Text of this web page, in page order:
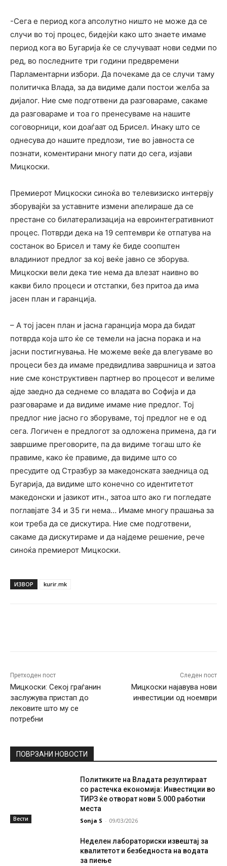
-Сега е период кога апсолутно ништо не може да се
случи во тој процес, бидејќи како што знаете имаме
период кога во Бугарија ќе се случуваат нови седми по
ред, во последните три години предвремени
Парламентарни избори. Да почекаме да се случи таму
политичка Влада, за да видиме дали постои желба за
дијалог. Ние сме подготвени да разговараме, сакаме
да разговараме и тоа го пренесуваме на нашите
соговорници, кои доаѓаат од Брисел. Инаку што се
однесува до нашите предлози, тие во јавноста се
познати, коментирани многу пати до сега, изјави
Мицкоски.
Премиерот Мицкоски синоќа во телевизиско интервју
зборувајќи за уставните измени апелираше да се
престане со билатерализација на евроинтегративниот
процес. Потврди дека на 19 септември ќе отпатува на
состанок во Брисел и таму ќе биде соопштен
владиниот предлог за кој веќе јавно се зборува.
Мицкоски вели дека тие нема да влезат наивно во
какви било процеси и отстапки, без притоа да има
јасен план и гаранција.
– А тој јасен план и јасна гаранција мора да бидат
потврда која што ќе се темели на јасна порака и на
јасни постигнувања. Не можеме веќе да влегуваме во
процеси без да имаме предвидлива завршница и затоа
ние сме конструктивен партнер во процесот и велиме
ајде заедно да седнеме со владата во Софија и да
разговараме и да видиме имаме ние предлог. Тој
предлог ние јасно го зборуваме, тој предлог не е од
сега. Логичен е предлогот за одложена примена, да ги
завршиме преговорите, па да видиме тогаш што ќе
правиме, како ќе правиме, да видиме што со
пресудите од Стразбур за македонската заедница од
Бугарија, да видиме што конечно со идентитетот
македонски и јазикот итн., затоа што ако ги погледате
поглавјате 34 и 35 ги нема… Имаме многу прашања за
кои треба да се дискутира. Ние сме подготвени,
сакаме да дискутираме и да најдеме решение, рече
синоќа премиерот Мицкоски.
ИЗВОР kurir.mk
Претходен пост
Мицкоски: Секој граѓанин
заслужува пристап до
лековите што му се
потребни
Следен пост
Мицкоски најавува нови
инвестиции од ноември
ПОВРЗАНИ НОВОСТИ
Вести
Политиките на Владата резултираат
со растечка економија: Инвестиции во
ТИРЗ ќе отворат нови 5.000 работни
места
Sonja S - 09/03/2026
Неделен лабораториски извештај за
квалитетот и безбедноста на водата
за пиење